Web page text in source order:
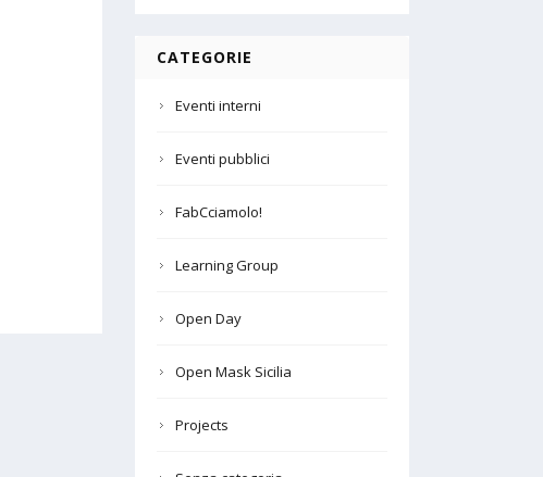
CATEGORIE
Eventi interni
Eventi pubblici
FabCciamolo!
Learning Group
Open Day
Open Mask Sicilia
Projects